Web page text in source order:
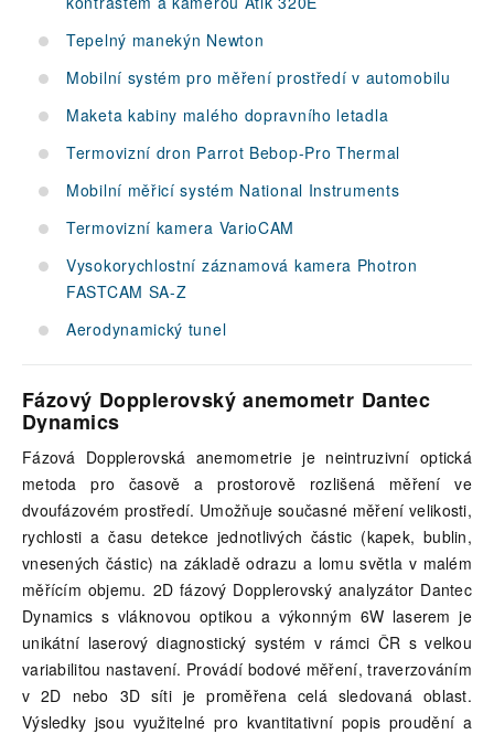
Tepelný manekýn Newton
Mobilní systém pro měření prostředí v automobilu
Maketa kabiny malého dopravního letadla
Termovizní dron Parrot Bebop-Pro Thermal
Mobilní měřicí systém National Instruments
Termovizní kamera VarioCAM
Vysokorychlostní záznamová kamera Photron
FASTCAM SA-Z
Aerodynamický tunel
Fázový Dopplerovský anemometr Dantec
Dynamics
Fázová Dopplerovská anemometrie je neintruzivní optická
metoda pro časově a prostorově rozlišená měření ve
dvoufázovém prostředí. Umožňuje současné měření velikosti,
rychlosti a času detekce jednotlivých částic (kapek, bublin,
vnesených částic) na základě odrazu a lomu světla v malém
měřícím objemu. 2D fázový Dopplerovský analyzátor Dantec
Dynamics s vláknovou optikou a výkonným 6W laserem je
unikátní laserový diagnostický systém v rámci ČR s velkou
variabilitou nastavení. Provádí bodové měření, traverzováním
v 2D nebo 3D síti je proměřena celá sledovaná oblast.
Výsledky jsou využitelné pro kvantitativní popis proudění a